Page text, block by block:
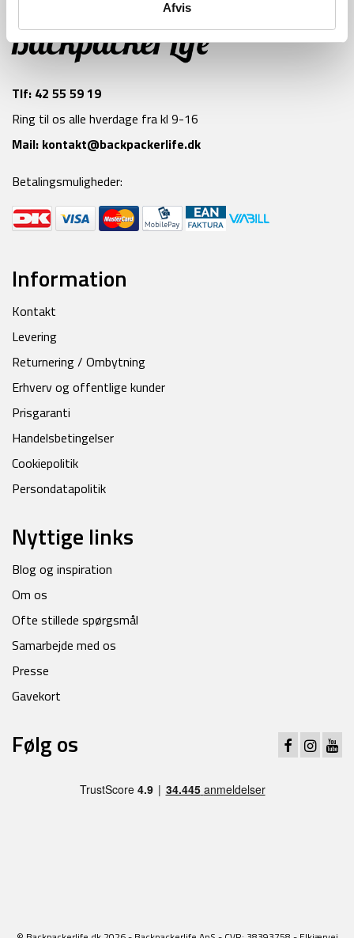
Afvis
Tlf: 42 55 59 19
Ring til os alle hverdage fra kl 9-16
Mail: kontakt@backpackerlife.dk
Betalingsmuligheder:
Information
Kontakt
Levering
Returnering / Ombytning
Erhverv og offentlige kunder
Prisgaranti
Handelsbetingelser
Cookiepolitik
Persondatapolitik
Nyttige links
Blog og inspiration
Om os
Ofte stillede spørgsmål
Samarbejde med os
Presse
Gavekort
Følg os